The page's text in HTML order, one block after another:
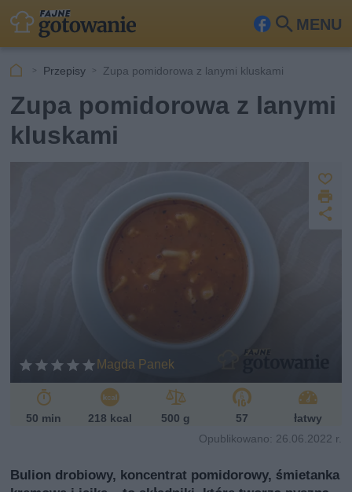
MENU
Fa
ook
Szu
kaj
Przepisy Zupa pomidorowa z lanymi kluskami
Zupa pomidorowa z lanymi
kluskami
Magda Panek
50 min 218 kcal 500 g 57
łatwy
Opublikowano: 26.06.2022 r.
Bulion drobiowy, koncentrat pomidorowy, śmietanka